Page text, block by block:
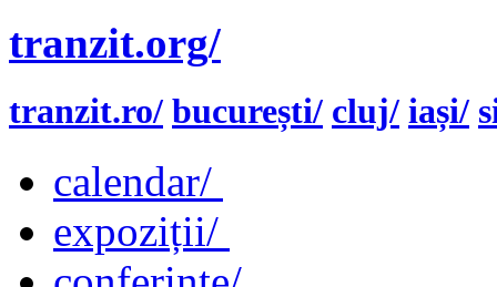
tranzit.org/
tranzit.ro/ bucurești/ cluj/ iași/
calendar/
expoziții/